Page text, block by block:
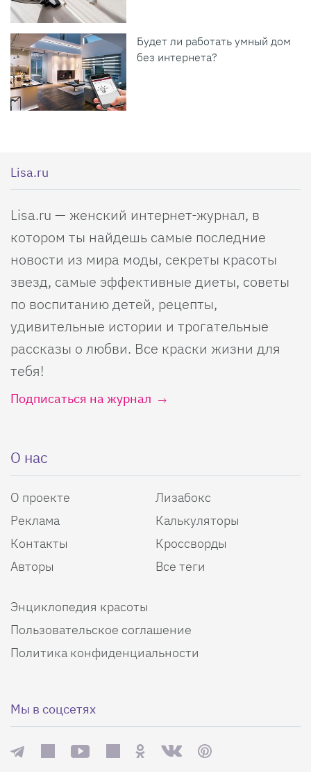
Будет ли работать умный дом
без интернета?
Lisa.ru
Lisa.ru — женский интернет-журнал, в
котором ты найдешь самые последние
новости из мира моды, секреты красоты
звезд, самые эффективные диеты, советы
по воспитанию детей, рецепты,
удивительные истории и трогательные
рассказы о любви. Все краски жизни для
тебя!
Подписаться на журнал
О нас
О проекте
Реклама
Контакты
Авторы
Лизабокс
Калькуляторы
Кроссворды
Все теги
Энциклопедия красоты
Пользовательское соглашение
Политика конфиденциальности
Мы в соцсетях